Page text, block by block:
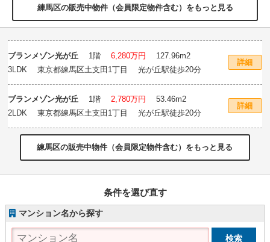
練馬区の販売中物件（会員限定物件含む）をもっと見る
ブランメゾン光が丘 1階6,280万円 127.96m2
3LDK 東京都練馬区土支田1丁目 光が丘駅徒歩20分
詳細
ブランメゾン光が丘 1階2,780万円 53.46m2
2LDK 東京都練馬区土支田1丁目 光が丘駅徒歩20分
詳細
練馬区の販売中物件（会員限定物件含む）をもっと見る
条件を選び直す
マンション名から探す